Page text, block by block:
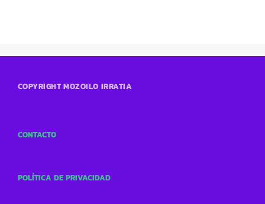
COPYRIGHT MOZOILO IRRATIA
CONTACTO
POLÍTICA DE PRIVACIDAD